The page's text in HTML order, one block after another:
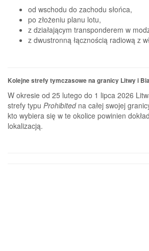
od wschodu do zachodu słońca,
po złożeniu planu lotu,
z działającym transponderem w
z dwustronną łącznością radiową z
Kolejne strefy tymczasowe na granicy Litwy i
W okresie od 25 lutego do 1 lipca 2026
strefy typu Prohibitedna całej swojej
kto wybiera się w te okolice powinien
lokalizacją.